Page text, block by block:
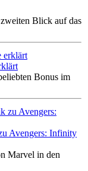
Blick auf das
Bonus im
Avengers: Infinity
Marvel in den